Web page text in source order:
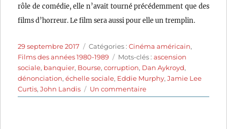
rôle de comédie, elle n’avait tourné précédemment que des
films d’horreur. Le film sera aussi pour elle un tremplin.
Publié
le
29 septembre 2017 Catégories
Catégories :Cinéma américain,
Films des années 1980-1989
Étiquettes
Mots-clés :ascension
sociale, banquier, Bourse,corruption, Dan Aykroyd,
dénonciation,échelle sociale, Eddie Murphy,Jamie Lee
Curtis,John Landis Un commentairesur
Un